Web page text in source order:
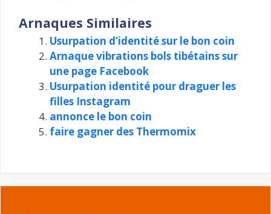
Arnaques Similaires
Usurpation d’identité sur le bon coin
Arnaque vibrations bols tibétains sur
une page Facebook
Usurpation identité pour draguer les
filles Instagram
annonce le bon coin
faire gagner des Thermomix